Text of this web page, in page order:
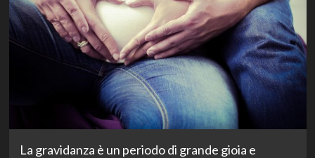
La gravidanza è un periodo di grande gioia e